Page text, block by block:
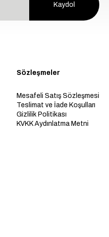
Kaydol
Sözleşmeler
Mesafeli Satış Sözleşmesi
Teslimat ve İade Koşulları
Gizlilik Politikası
KVKK Aydınlatma Metni